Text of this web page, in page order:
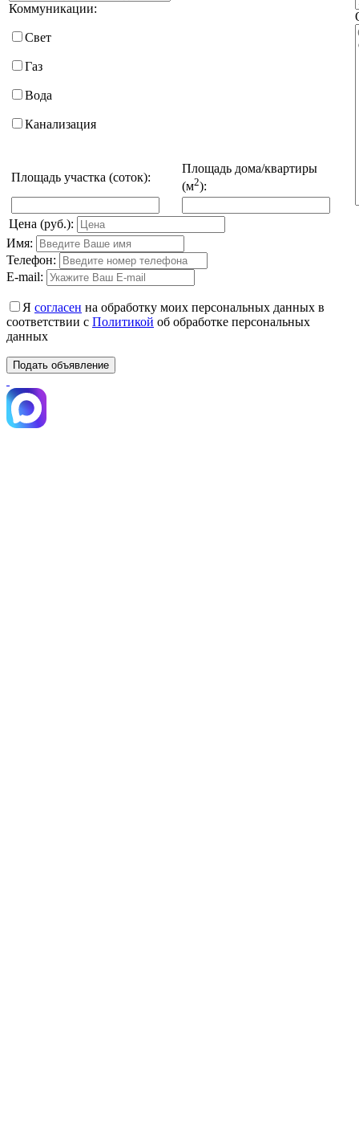
Коммуникации:
Свет
Газ
Вода
Канализация
Площадь участка (соток):
Площадь дома/квартиры
(м2):
Цена (руб.):
Имя:
Телефон:
E-mail:
Я согласен на обработку моих персональных данных в
соответствии с Политикой об обработке персональных
данных